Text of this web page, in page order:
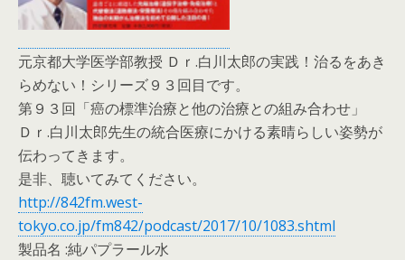
元京都大学医学部教授 Ｄｒ.白川太郎の実践！治るをあき
らめない！シリーズ９３回目です。
第９３回「癌の標準治療と他の治療との組み合わせ」
Ｄｒ.白川太郎先生の統合医療にかける素晴らしい姿勢が
伝わってきます。
是非、聴いてみてください。
http://842fm.west-
tokyo.co.jp/fm842/podcast/2017/10/1083.shtml
製品名 :純パプラール水